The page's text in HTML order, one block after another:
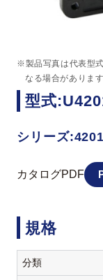
※製品写真は代表型
なる場合があります
型式
シリーズ:4201
カタログPDF
規格
分類